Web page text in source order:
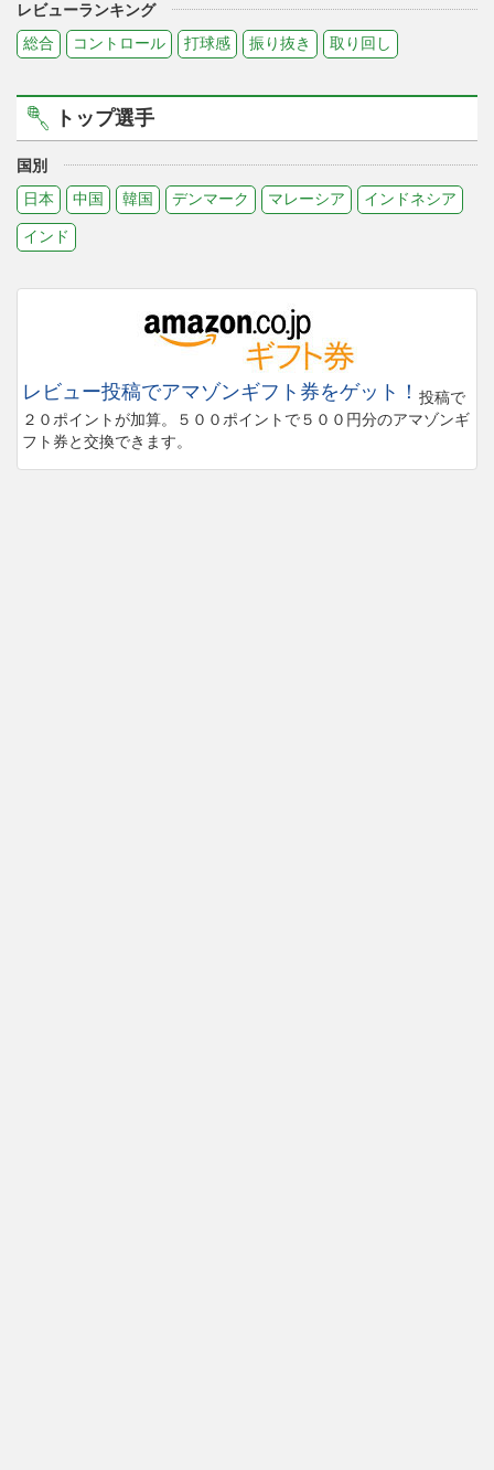
レビューランキング
総合
コントロール 打球感 振り抜き 取り回し
トップ選手
国別
日本
中国 韓国 デンマーク マレーシア インドネシア
インド
レビュー投稿でアマゾンギフト券をゲット！ 投稿で
２０ポイントが加算。５００ポイントで５００円分のアマゾンギ
フト券と交換できます。